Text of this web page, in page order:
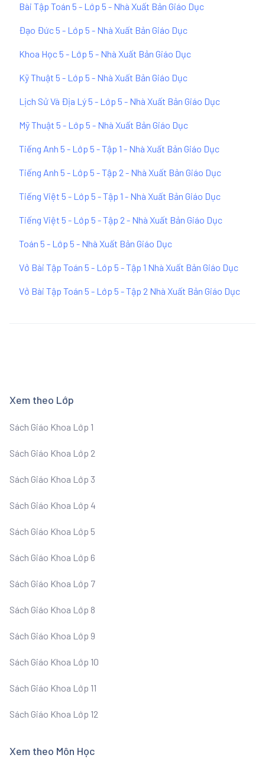
Bài Tập Toán 5 - Lớp 5 - Nhà Xuất Bản Giáo Dục
Đạo Đức 5 - Lớp 5 - Nhà Xuất Bản Giáo Dục
Khoa Học 5 - Lớp 5 - Nhà Xuất Bản Giáo Dục
Kỹ Thuật 5 - Lớp 5 - Nhà Xuất Bản Giáo Dục
Lịch Sử Và Địa Lý 5 - Lớp 5 - Nhà Xuất Bản Giáo Dục
Mỹ Thuật 5 - Lớp 5 - Nhà Xuất Bản Giáo Dục
Tiếng Anh 5 - Lớp 5 - Tập 1 - Nhà Xuất Bản Giáo Dục
Tiếng Anh 5 - Lớp 5 - Tập 2 - Nhà Xuất Bản Giáo Dục
Tiếng Việt 5 - Lớp 5 - Tập 1 - Nhà Xuất Bản Giáo Dục
Tiếng Việt 5 - Lớp 5 - Tập 2 - Nhà Xuất Bản Giáo Dục
Toán 5 - Lớp 5 - Nhà Xuất Bản Giáo Dục
Vở Bài Tập Toán 5 - Lớp 5 - Tập 1 Nhà Xuất Bản Giáo Dục
Vở Bài Tập Toán 5 - Lớp 5 - Tập 2 Nhà Xuất Bản Giáo Dục
Xem theo Lớp
Sách Giáo Khoa Lớp 1
Sách Giáo Khoa Lớp 2
Sách Giáo Khoa Lớp 3
Sách Giáo Khoa Lớp 4
Sách Giáo Khoa Lớp 5
Sách Giáo Khoa Lớp 6
Sách Giáo Khoa Lớp 7
Sách Giáo Khoa Lớp 8
Sách Giáo Khoa Lớp 9
Sách Giáo Khoa Lớp 10
Sách Giáo Khoa Lớp 11
Sách Giáo Khoa Lớp 12
Xem theo Môn Học